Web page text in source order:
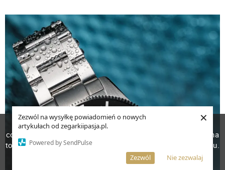
Zezwól na wysyłkę powiadomień o nowych
artykułach od zegarkiipasja.pl.
Powered by SendPulse
Nie zezwalaj
Zezwól
×
W celu poprawienia jakości usług korzystamy z plików
cookies. Pozostanie na stronie oznacza, iż wyrażasz zgodę na
to, że pliki cookies będą przechowywane w Twoim urządzeniu.
Więcej informacji